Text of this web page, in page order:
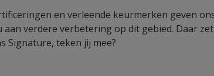
en verleende keurmerken geven
verdere verbetering op dit gebied. Daar
Signature, teken jij mee?